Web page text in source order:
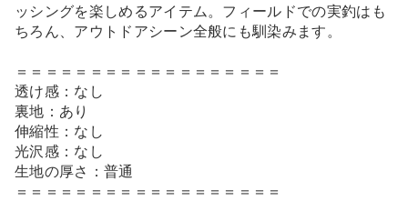
ッシングを楽しめるアイテム。フィールドでの実釣はも
ちろん、アウトドアシーン全般にも馴染みます。
＝＝＝＝＝＝＝＝＝＝＝＝＝＝＝＝＝＝
透け感：なし
裏地：あり
伸縮性：なし
光沢感：なし
生地の厚さ：普通
＝＝＝＝＝＝＝＝＝＝＝＝＝＝＝＝＝＝